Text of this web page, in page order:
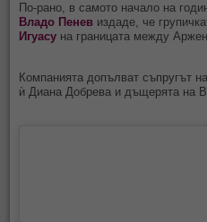
По-рано, в самото начало на
Владо Пенев издаде, че
Игуасу на границата между
Компанията допълват съпругът
ѝ Диана Добрева и дъщерята на